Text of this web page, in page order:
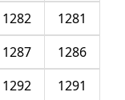
1281
1282
1286
1287
1291
1292